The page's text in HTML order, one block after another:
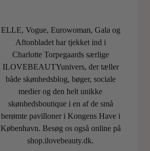
ELLE, Vogue, Eurowoman, Gala og
Aftonbladet har tjekket ind i
Charlotte Torpegaards særlige
ILOVEBEAUTYunivers, der tæller
både skønhedsblog, bøger, sociale
medier og den helt unikke
skønhedsboutique i en af de små
berømte pavilloner i Kongens Have i
København. Besøg os også online på
shop.ilovebeauty.dk.